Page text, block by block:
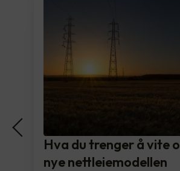
Hva du trenger å vite
nye nettleiemodellen